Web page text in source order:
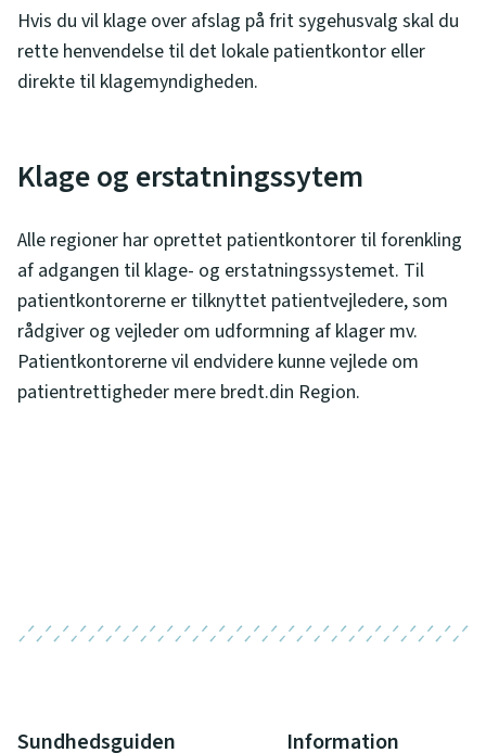
Hvis du vil klage over afslag på frit sygehusvalg skal du
rette henvendelse til det lokale patientkontor eller
direkte til klagemyndigheden.
Klage og erstatningssytem
Alle regioner har oprettet patientkontorer til forenkling
af adgangen til klage- og erstatningssystemet. Til
patientkontorerne er tilknyttet patientvejledere, som
rådgiver og vejleder om udformning af klager mv.
Patientkontorerne vil endvidere kunne vejlede om
patientrettigheder mere bredt.din Region.
Sundhedsguiden Information